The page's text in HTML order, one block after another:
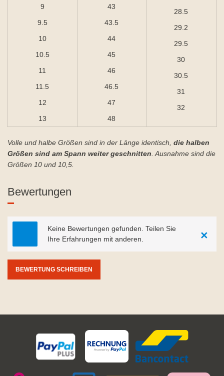
9
9.5
10
10.5
11
11.5
12
13
43
43.5
44
45
46
46.5
47
48
28.5
29.2
29.5
30
30.5
31
32
Volle und halbe Größen sind in der Länge identisch, die halben
Größen sind am Spann weiter geschnitten . Ausnahme sind die
Größen 10 und 10,5.
Bewertungen
Keine Bewertungen gefunden. Teilen Sie
Ihre Erfahrungen mit anderen.
×
BEWERTUNG SCHREIBEN